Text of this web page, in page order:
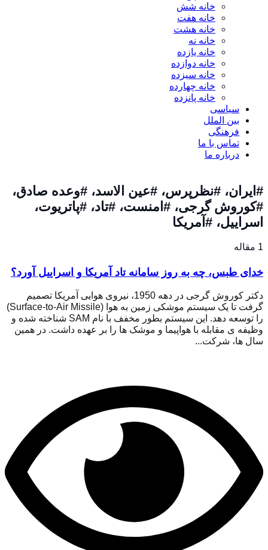
خانه شش
خانه هفت
خانه هشت
خانه نه
خانه یازده
خانه دوازده
خانه سیزده
خانه چهارده
خانه پانزده
سیاسی
بین الملل
فرهنگی
تماس با ما
درباره ما
#ایران، #نظرپرس، #عین الاسد، #وعده صادق،
#کوروش گرجی، #امنست، #تاد، #پاتریوت،
اسراییل، #آمریکا
1 مقاله
خدای طبس، چه به روز سامانه تاد آمریکا و اسراییل آورد؟
دکتر کوروش گرجی در دهه 1950، نیروی هوایی آمریکا تصمیم
گرفت تا یک سیستم موشکی زمین به هوا (Surface-to-Air Missile)
را توسعه دهد. این سیستم بطور مخفف با نام SAM شناخته شده و
وظیفه ی مقابله با هواپیما و موشک ها را بر عهده داشت. در همین
سال ها، شرکت...